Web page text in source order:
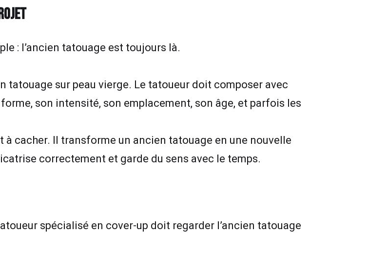
: l’ancien tatouage est toujours là.
tatouage sur peau vierge. Le tatoueur doit composer avec
forme, son intensité, son emplacement, son âge, et parfois les
à cacher. Il transforme un ancien tatouage en une nouvelle
correctement et garde du sens avec le temps.
spécialisé en cover-up doit regarder l’ancien tatouage